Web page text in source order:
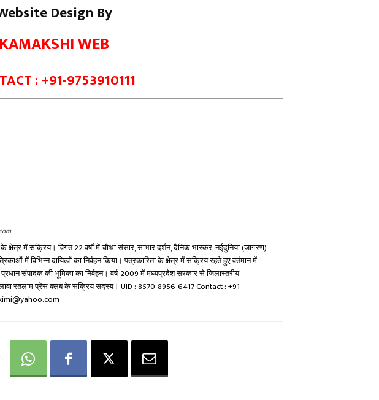
Design By
KAMAKSHI WEB
: +91-9753910111
क्षेत्र में सक्रिय। विगत 22 वर्षों में चौथा संसार, साभार दर्शन, दैनिक भास्कर, नईदुनिया (जागरण)
में विभिन्न दायित्वों का निर्वहन किया। पत्रकारिता के क्षेत्र में सक्रिय रहते हुए वर्तमान में
संपादक की भूमिका का निर्वहन। वर्ष-2009 में मध्यप्रदेश सरकार से जिलास्तरीय
रतलाम प्रेस क्लब के सक्रिय सदस्य। UID : 8570-8956-6417 Contact : +91-